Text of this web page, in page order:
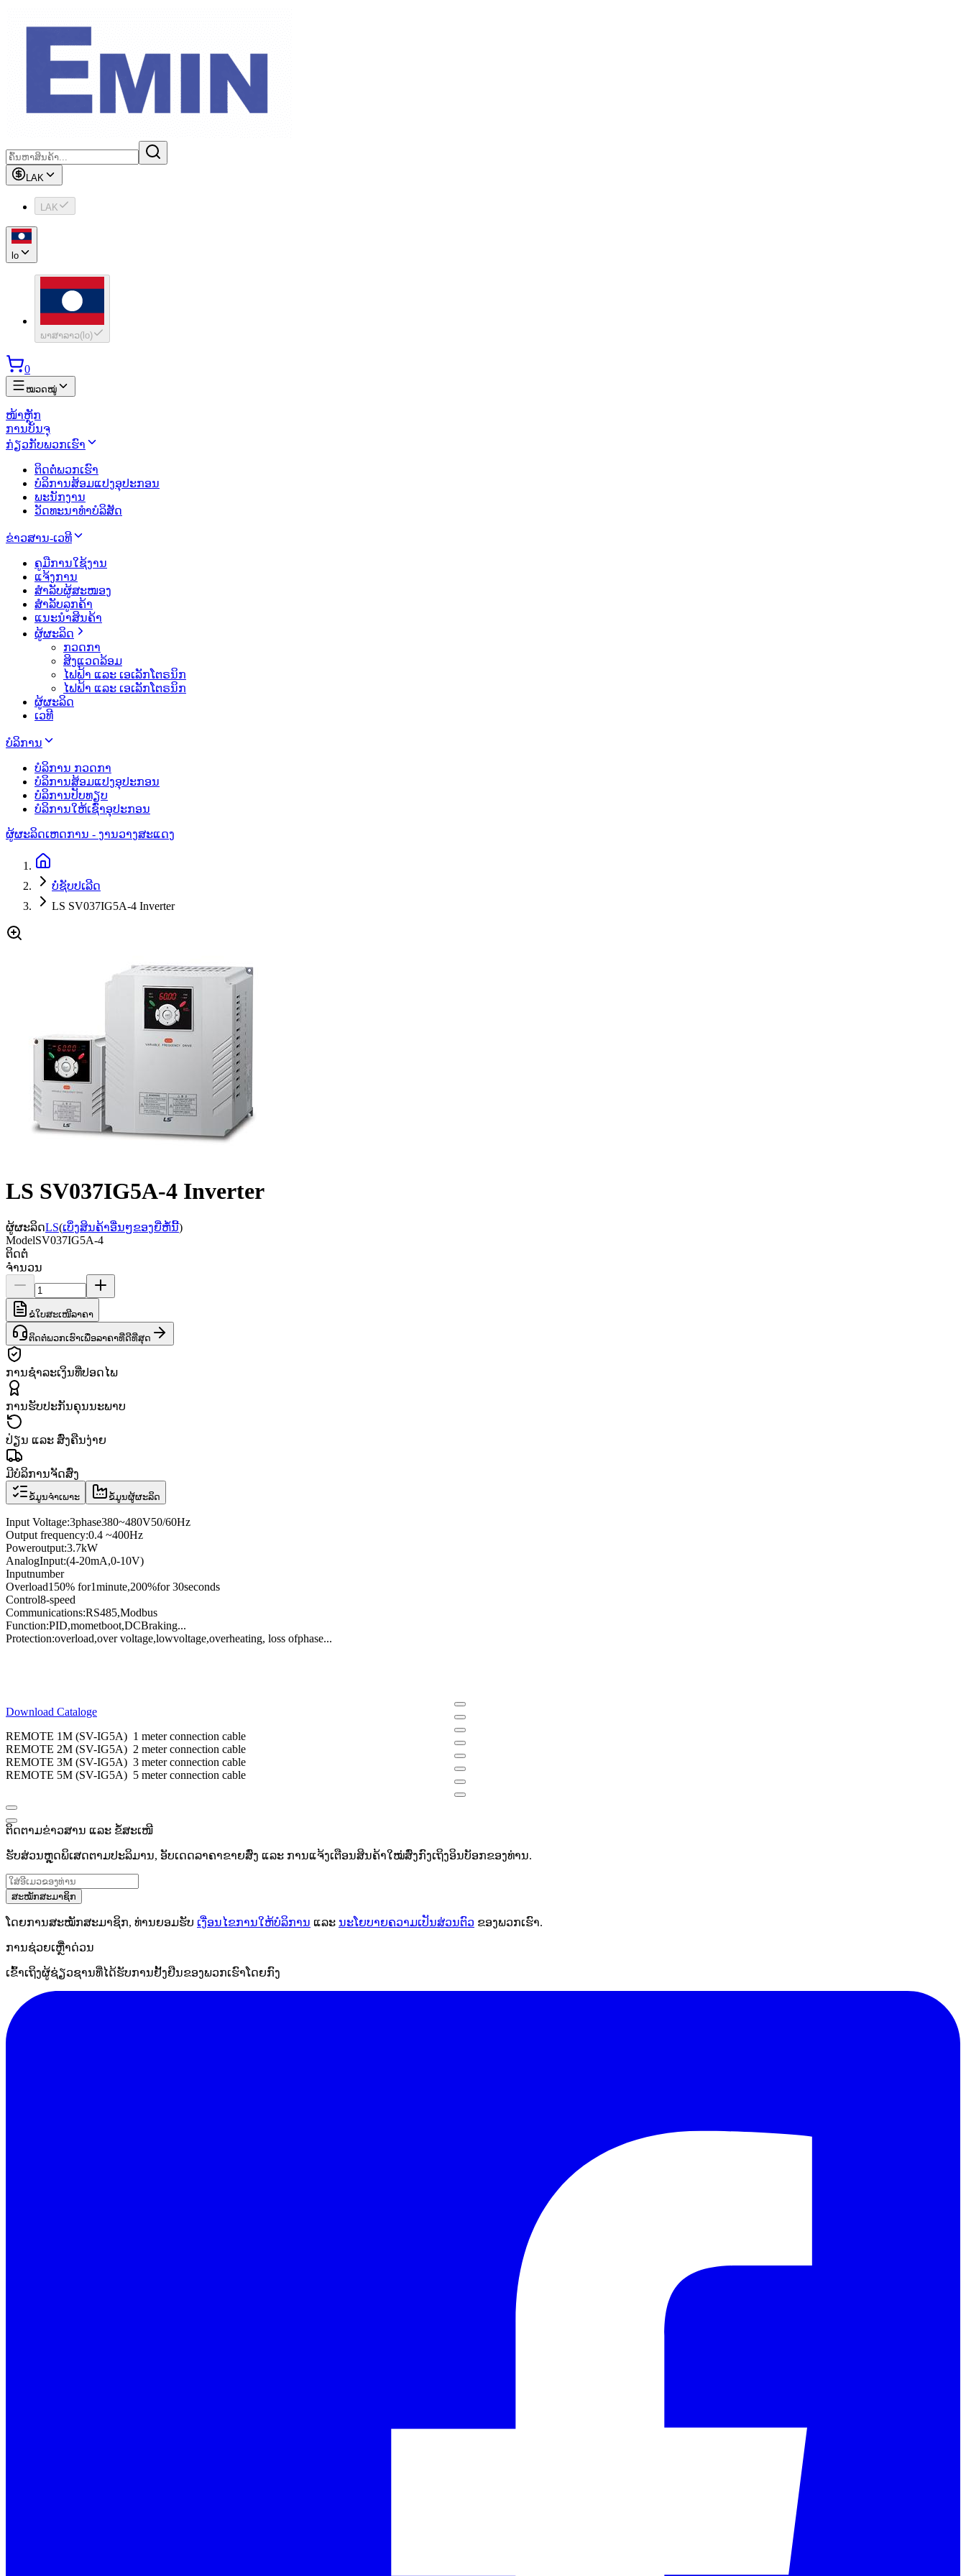
LAK
LAK
lo
ພາສາລາວ( lo)
0
ໝວດໝູ່
ໜ້າຫຼັກ
ການບັນຈຸ
ກ່ຽວກັບພວກເຮົາ
ຕິດຕໍ່ພວກເຮົາ
ບໍລິການສ້ອມແປງອຸປະກອນ
ພະນັກງານ
ວັດທະນາທຳບໍລິສັດ
ຂ່າວສານ-ເວທີ
ຄູມືການໃຊ້ງານ
ແຈ້ງການ
ສຳລັບຜູ້ສະໜອງ
ສຳລັບລູກຄ້າ
ແນະນຳສິນຄ້າ
ຜູ້ຜະລິດ
ກວດກາ
ສິງແວດລ້ອມ
ໄຟຟ້າ ແລະ ເອເລັກໂຕຣນິກ
ໄຟຟ້າ ແລະ ເອເລັກໂຕຣນິກ
ຜູ້ຜະລິດ
ເວທີ
ບໍລິການ
ບໍລິການ ກວດກາ
ບໍລິການສ້ອມແປງອຸປະກອນ
ບໍລິການປັບທຽບ
ບໍລິການໃຫ້ເຊົ່າອຸປະກອນ
ຜູ້ຜະລິດເຫດການ - ງານວາງສະແດງ
ບໍ່ຊັບປເລີດ
LS SV037IG5A-4 Inverter
LS SV037IG5A-4 Inverter
ຜູ້ຜະລິດLS(ເບິ່ງສິນຄ້າອື່ນໆຂອງຍີ່ຫໍ້ນີ້)
ModelSV037IG5A-4
ຕິດຕໍ່
ຈຳນວນ
ຂໍໃບສະເໜີລາຄາ
ຕິດຕໍ່ພວກເຮົາເພື່ອລາຄາທີ່ດີທີ່ສຸດ
ການຊຳລະເງິນທີ່ປອດໄພ
ການຮັບປະກັນຄຸນນະພາບ
ປ່ຽນ ແລະ ສົ່ງຄືນງ່າຍ
ມີບໍລິການຈັດສົ່ງ
ຂໍ້ມູນຈຳເພາະ ຂໍ້ມູນຜູ້ຜະລິດ
Input Voltage:3phase380~480V50/60Hz
Output frequency:0.4 ~400Hz
Poweroutput:3.7kW
AnalogInput:(4-20mA,0-10V)
Inputnumber
Overload150% for1minute,200%for30seconds
Control8-speed
Communications:RS485,Modbus
Function:PID,mometboot,DCBraking...
Protection:overload,over voltage,lowvoltage,overheating, loss ofphase...
Download Cataloge
REMOTE 1M (SV-IG5A) 1 meter connection cable
REMOTE 2M (SV-IG5A) 2 meter connection cable
REMOTE 3M (SV-IG5A) 3 meter connection cable
REMOTE 5M (SV-IG5A) 5 meter connection cable
ຕິດຕາມຂ່າວສານ ແລະ ຂໍ້ສະເໜີ
ຮັບສ່ວນຫຼຸດພິເສດຕາມປະລິມານ, ອັບເດດລາຄາຂາຍສົ່ງ ແລະ ການແຈ້ງເຕືອນສິນຄ້າໃໝ່ສົ່ງກົງເຖິງອິນບັອກຂອງທ່ານ.
ສະໝັກສະມາຊິກ
ໂດຍການສະໝັກສະມາຊິກ, ທ່ານຍອມຮັບ ເງື່ອນໄຂການໃຫ້ບໍລິການ ແລະ ນະໂຍບາຍຄວາມເປັນສ່ວນຕົວ ຂອງພວກເຮົາ.
ການຊ່ວຍເຫຼືໍາດ່ວນ
ເຂົ້າເຖິງຜູ້ຊ່ຽວຊານທີ່ໄດ້ຮັບການຢັ້ງຢືນຂອງພວກເຮົາໂດຍກົງ